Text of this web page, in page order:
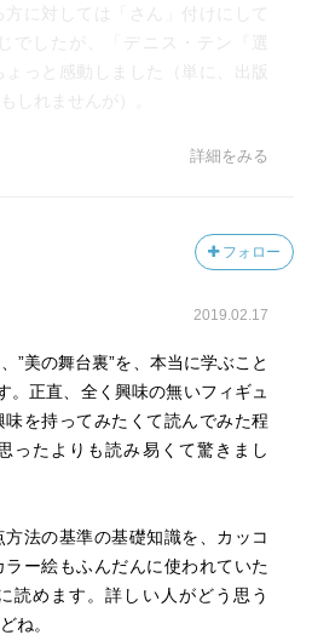
方に対しては「さん」付けにして
でしたが、「デニス・テン『選
ょっと感動しました（単に、出版
しれませんが）。
詳細をみる
フォロー
2019.02.17
”美の舞台裏”を、本当に学ぶこと
。正直、全く興味の無いフィギュ
を持ってみたくて読んでみた程
ったよりも読み易くて驚きまし
法の基準の基礎知識を、カッコ
ー絵もふんだんに使われていた
読めます。詳しい人がどう思う
ね。